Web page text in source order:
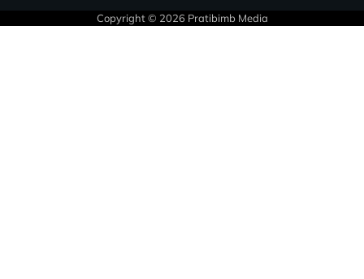
Copyright © 2026 Pratibimb Media